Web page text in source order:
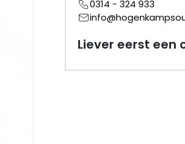
0314 - 324 933
Liever eerst een